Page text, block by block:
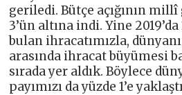
geriledi. Bütçe açığının
3’ün altına indi. Yine
bulan ihracatımızla,
arasında ihracat büyümesi
sırada yer aldık. Böylece
payımızı da yüzde 1’e